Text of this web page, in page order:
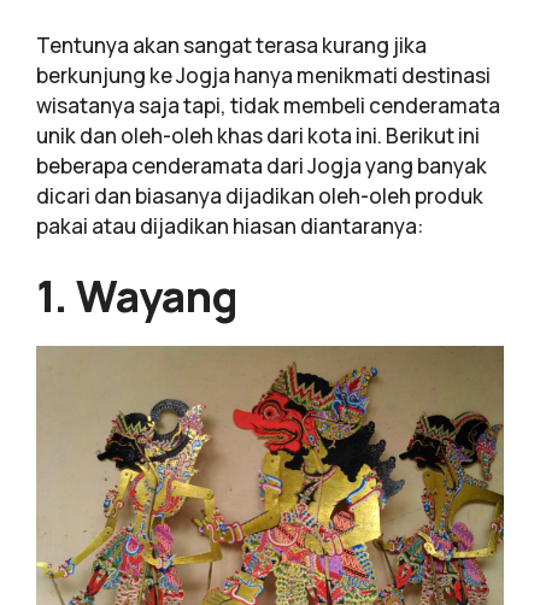
Tentunya akan sangat terasa kurang jika
berkunjung ke Jogja hanya menikmati destinasi
wisatanya saja tapi, tidak membeli cenderamata
unik dan oleh-oleh khas dari kota ini. Berikut ini
beberapa cenderamata dari Jogja yang banyak
dicari dan biasanya dijadikan oleh-oleh produk
pakai atau dijadikan hiasan diantaranya:
1. Wayang